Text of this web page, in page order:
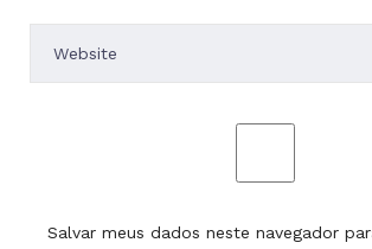
Salvar meus dados neste navegador